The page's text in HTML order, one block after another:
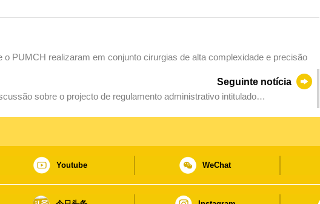
PUMCH realizaram em conjunto cirurgias de alta complexidade e precisão
Seguinte notícia
sobre o projecto de regulamento administrativo intitulado
Youtube WeChat